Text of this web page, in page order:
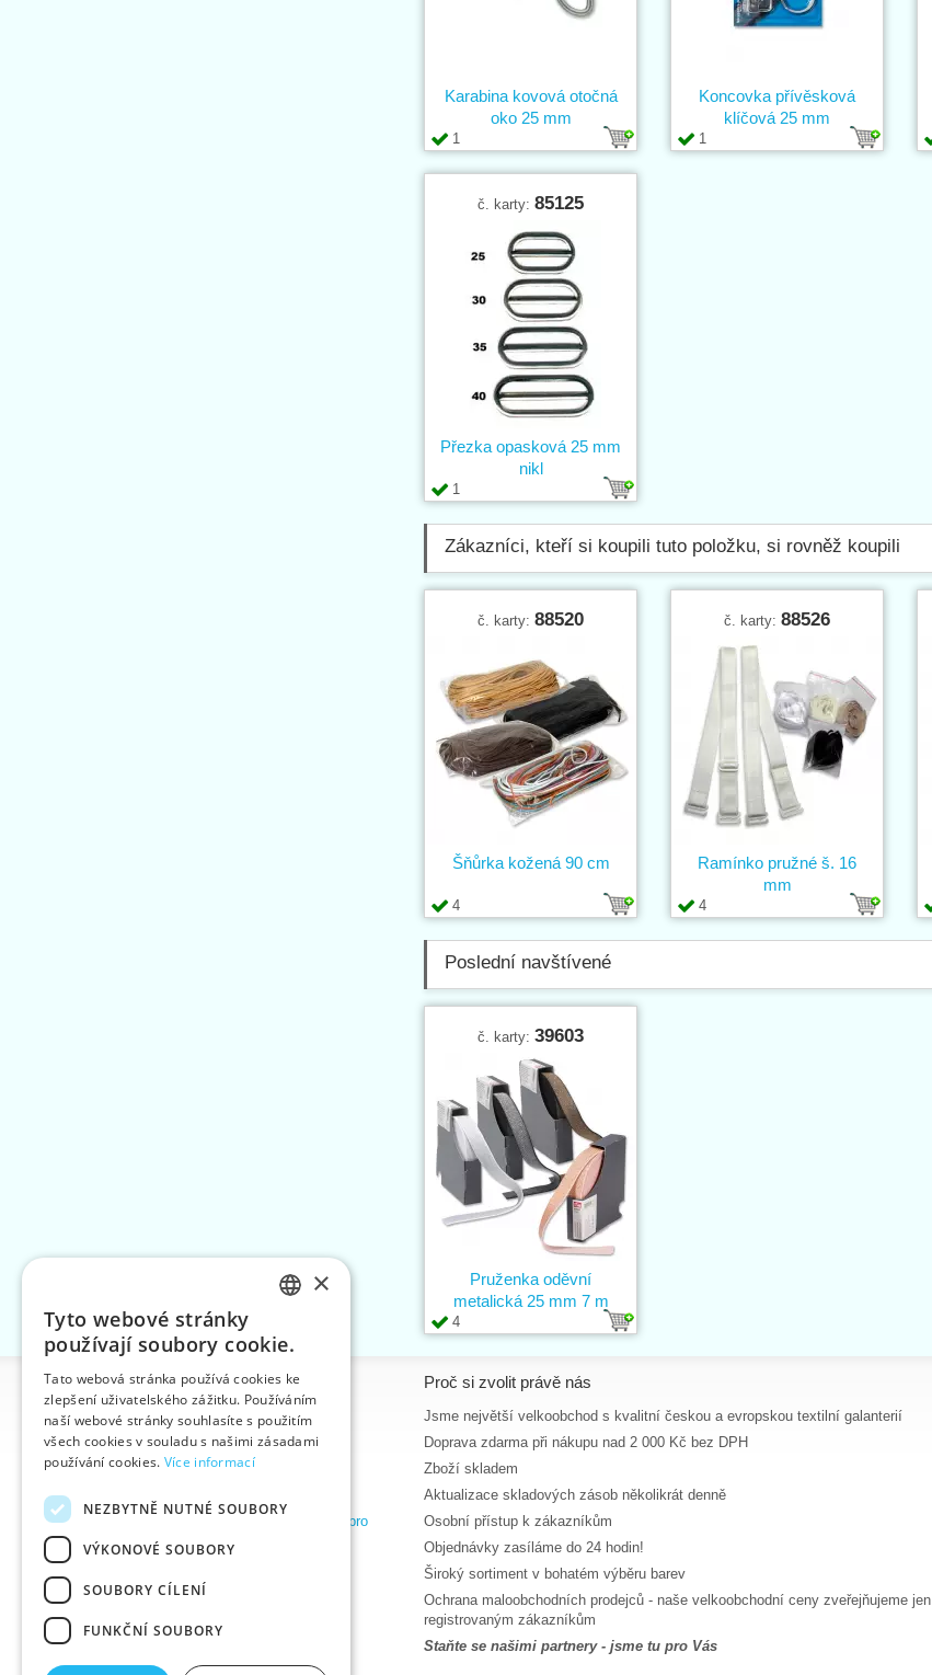
1
Karabina kovová otočná
oko 25 mm
1
Koncovka přívěsková
klíčová 25 mm
č. karty: 85125
1
Přezka opasková 25 mm
nikl
Zákazníci, kteří si koupili tuto položku, si rovněž koupili
č. karty: 88520
4
Šňůrka kožená 90 cm
č. karty: 88526
4
Ramínko pružné š. 16
mm
Poslední navštívené
č. karty: 39603
4
Pruženka oděvní
metalická 25 mm 7 m
Informace
Úvodní strana
Kontakt
Mapa stránek
Obchodní podmínky e-shopu VTC, a.s. pro
zákazníky z České republiky
Nápověda
Ke stažení
Proč si zvolit právě nás
Jsme největší velkoobchod s kvalitní českou a evropskou textilní galanterií
Doprava zdarma při nákupu nad 2 000 Kč bez DPH
Zboží skladem
Aktualizace skladových zásob několikrát denně
Osobní přístup k zákazníkům
Objednávky zasíláme do 24 hodin!
Široký sortiment v bohatém výběru barev
Ochrana maloobchodních prodejců - naše velkoobchodní ceny zveřejňujeme jen
registrovaným zákazníkům
Staňte se našimi partnery - jsme tu pro Vás
ENGLISH
GERMAN
×
Tyto webové stránky
používají soubory cookie.
Tato webová stránka používá cookies ke
zlepšení uživatelského zážitku. Používáním
naší webové stránky souhlasíte s použitím
všech cookies v souladu s našimi zásadami
používání cookies. Více informací
NEZBYTNĚ NUTNÉ SOUBORY
VÝKONOVÉ SOUBORY
SOUBORY CÍLENÍ
FUNKČNÍ SOUBORY